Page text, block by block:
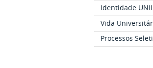
Identidade
Vida
Processos